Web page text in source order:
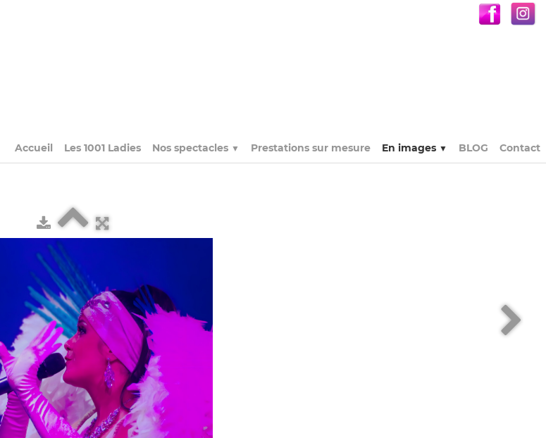
Accueil Les 1001 Ladies Nos spectacles ▼ Prestations sur mesure En images ▼ BLOG Contact